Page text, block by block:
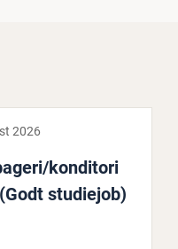
2026
konditori
studiejob)